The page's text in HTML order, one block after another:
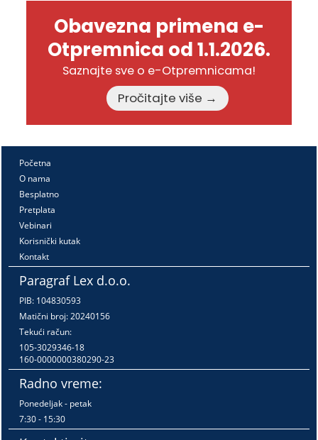
Obavezna primena e-
Otpremnica od 1.1.2026.
Saznajte sve o e-Otpremnicama!
Pročitajte više →
Početna
O nama
Besplatno
Pretplata
Vebinari
Korisnički kutak
Kontakt
Paragraf Lex d.o.o.
PIB: 104830593
Matični broj: 20240156
Tekući račun:
105-3029346-18
160-0000000380290-23
Radno vreme:
Ponedeljak - petak
7:30 - 15:30